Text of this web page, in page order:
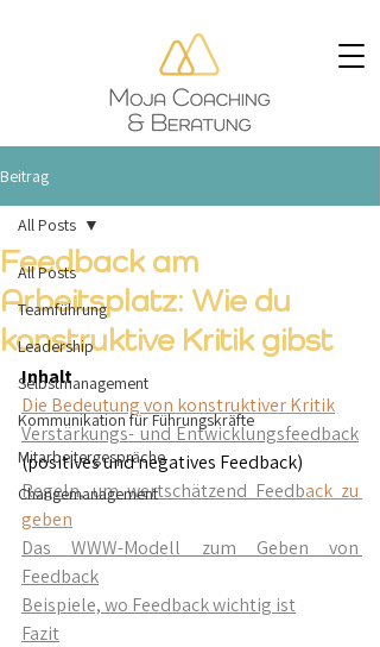
Beitrag
All Posts
Teamführung
Leadership
Selbstmanagement
Kommunikation für Führungskräfte
Mitarbeitergespräche
Changemanagement
All Posts
Feedback am
Arbeitsplatz: Wie du
konstruktive Kritik gibst
Inhalt
Die Bedeutung von konstruktiver Kritik
Verstärkungs- und Entwicklungsfeedback
(positives und negatives Feedback)
Regeln, um wertschätzend Feedback zu
geben
Das WWW-Modell zum Geben von
Feedback
Beispiele, wo Feedback wichtig ist
Fazit